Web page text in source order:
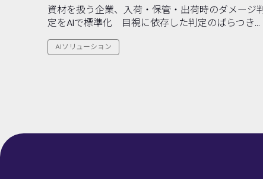
資材を扱う企業、入荷・保管・出荷時のダメージ判
定をAIで標準化 目視に依存した判定のばらつきと
AIソリューション